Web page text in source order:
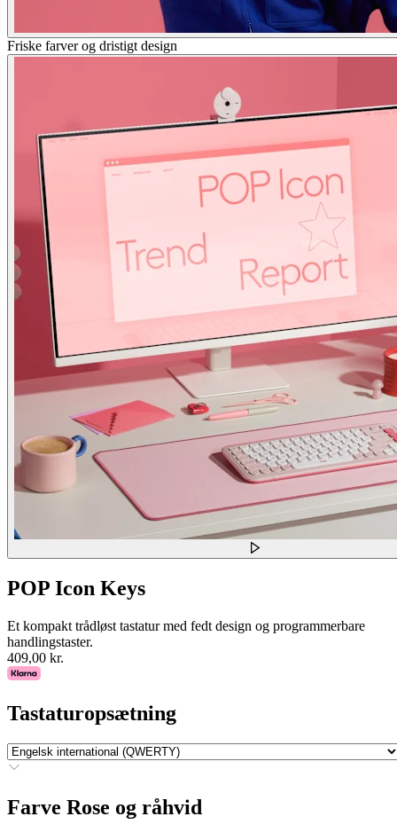
Friske farver og dristigt design
POP Icon Keys
Et kompakt trådløst tastatur med fedt design og programmerbare
handlingstaster.
409,00 kr.
Tastaturopsætning
Farve Rose og råhvid